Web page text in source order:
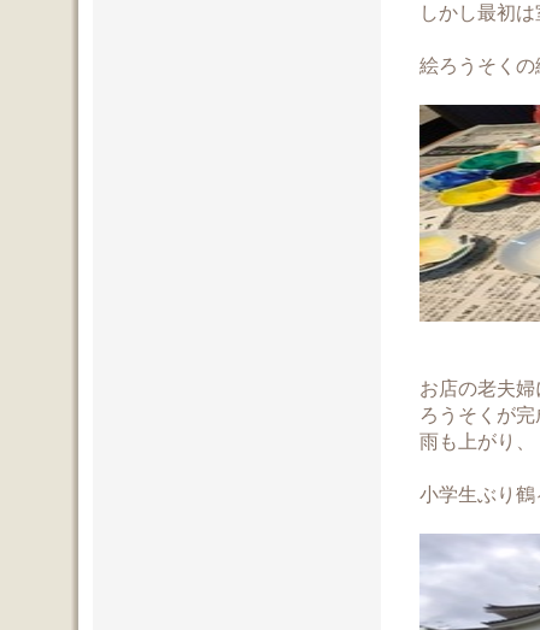
しかし最初
絵ろうそく
お店の老夫
ろうそくが
雨も上がり、
小学生ぶり